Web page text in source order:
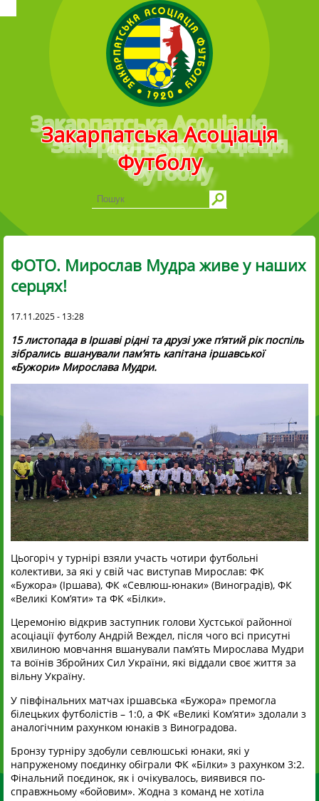
Головне меню
Закарпатська Асоціація
Футболу
ФОТО. Мирослав Мудра живе у наших
серцях!
17.11.2025 - 13:28
15 листопада в Іршаві рідні та друзі уже п’ятий рік поспіль
зібрались вшанували пам’ять капітана іршавської
«Бужори» Мирослава Мудри.
Цьогоріч у турнірі взяли участь чотири футбольні
колективи, за які у свій час виступав Мирослав: ФК
«Бужора» (Іршава), ФК «Севлюш-юнаки» (Виноградів), ФК
«Великі Ком’яти» та ФК «Білки».
Церемонію відкрив заступник голови Хустської районної
асоціації футболу Андрій Веждел, після чого всі присутні
хвилиною мовчання вшанували пам’ять Мирослава Мудри
та воїнів Збройних Сил України, які віддали своє життя за
вільну Україну.
У півфінальних матчах іршавська «Бужора» премогла
білецьких футболістів – 1:0, а ФК «Великі Ком’яти» здолали з
аналогічним рахунком юнаків з Виноградова.
Бронзу турніру здобули севлюшські юнаки, які у
напруженому поєдинку обіграли ФК «Білки» з рахунком 3:2.
Фінальний поєдинок, як і очікувалось, виявився по-
справжньому «бойовим». Жодна з команд не хотіла